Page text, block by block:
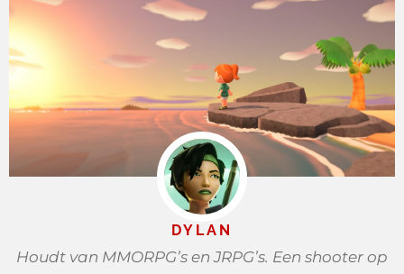
DYLAN
Houdt van MMORPG’s en JRPG’s. Een shooter op